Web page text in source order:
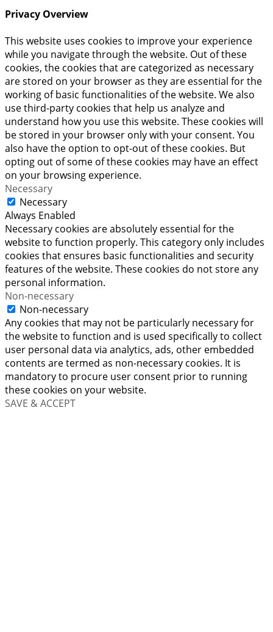
Privacy Overview
This website uses cookies to improve your experience
while you navigate through the website. Out of these
cookies, the cookies that are categorized as necessary
are stored on your browser as they are essential for the
working of basic functionalities of the website. We also
use third-party cookies that help us analyze and
understand how you use this website. These cookies will
be stored in your browser only with your consent. You
also have the option to opt-out of these cookies. But
opting out of some of these cookies may have an effect
on your browsing experience.
Necessary
Necessary
Always Enabled
Necessary cookies are absolutely essential for the
website to function properly. This category only includes
cookies that ensures basic functionalities and security
features of the website. These cookies do not store any
personal information.
Non-necessary
Non-necessary
Any cookies that may not be particularly necessary for
the website to function and is used specifically to collect
user personal data via analytics, ads, other embedded
contents are termed as non-necessary cookies. It is
mandatory to procure user consent prior to running
these cookies on your website.
SAVE & ACCEPT